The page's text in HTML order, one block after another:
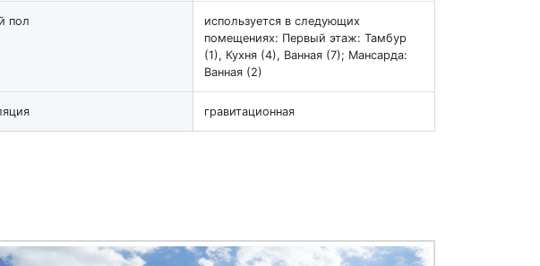
пол
используется в следующих
помещениях: Первый этаж: Тамбур
(1), Кухня (4), Ванная (7); Мансарда:
Ванная (2)
гравитационная